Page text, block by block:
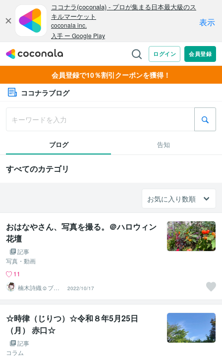
会員登録で10％割引クーポンを獲得！
ココナラブログ
ブログ 告知
すべてのカテゴリ
おはなやさん、写真を撮る。＠ハロウィン
花壇
記事
写真・動画
11
楠木詩織☺︎ブロ
グ❇︎生活科・家
庭研究部
2022/10/17
☆時律（じりつ）☆令和８年5月25日
（月） 赤口☆
記事
コラム